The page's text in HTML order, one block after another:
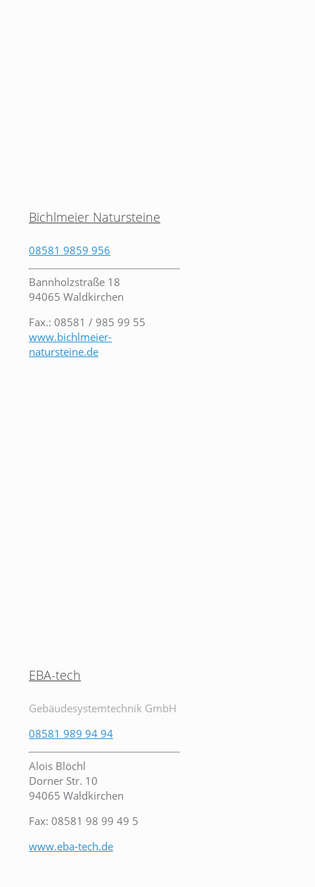
Bichlmeier Natursteine
08581 9859 956
Bannholzstraße 18
94065 Waldkirchen
Fax.: 08581 / 985 99 55
www.bichlmeier-
natursteine.de
EBA-tech
Gebäudesystemtechnik GmbH
08581 989 94 94
Alois Blöchl
Dorner Str. 10
94065 Waldkirchen
Fax: 08581 98 99 49 5
www.eba-tech.de